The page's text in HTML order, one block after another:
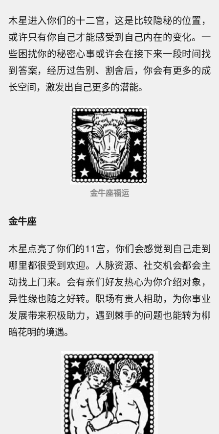
木星进入你们的十二宫，这是比较隐秘的位置，
或许只有你自己才能感受到自己内在的变化。一
些困扰你的秘密心事或许会在接下来一段时间找
到答案，经历过告别、割舍后，你会有更多的成
长空间，激发出自己更多的潜能。
金牛座福运
金牛座
木星点亮了你们的11宫，你们会感觉到自己走到
哪里都很受到欢迎。人脉资源、社交机会都会主
动找上门来。会有亲们好友热心为你介绍对象，
异性缘也随之好转。职场有贵人相助，为你事业
发展带来积极助力，遇到棘手的问题也能转为柳
暗花明的境遇。